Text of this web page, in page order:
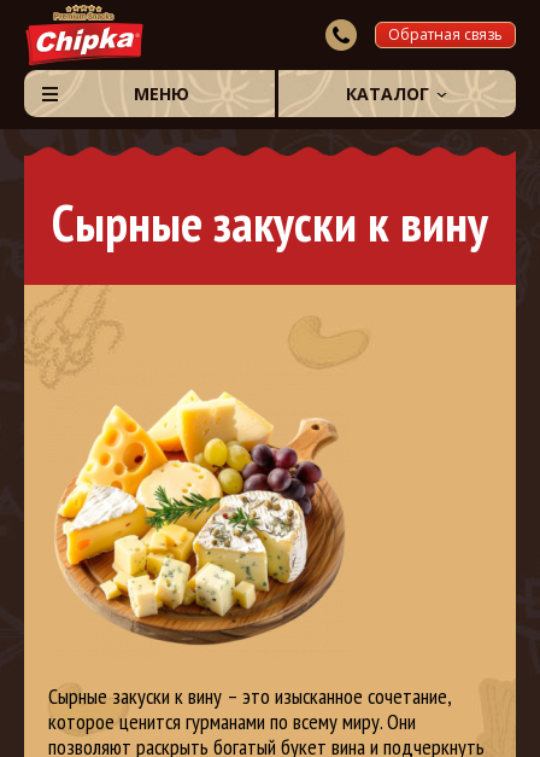
Обратная связь
МЕНЮ КАТАЛОГ
Сырные закуски к вину
Сырные закуски к вину – это изысканное сочетание,
которое ценится гурманами по всему миру. Они
позволяют раскрыть богатый букет вина и подчеркнуть